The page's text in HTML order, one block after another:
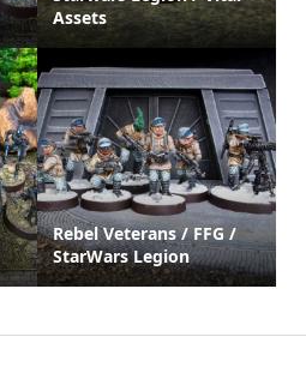
Assets
Rebel Veterans / FFG /
StarWars Legion